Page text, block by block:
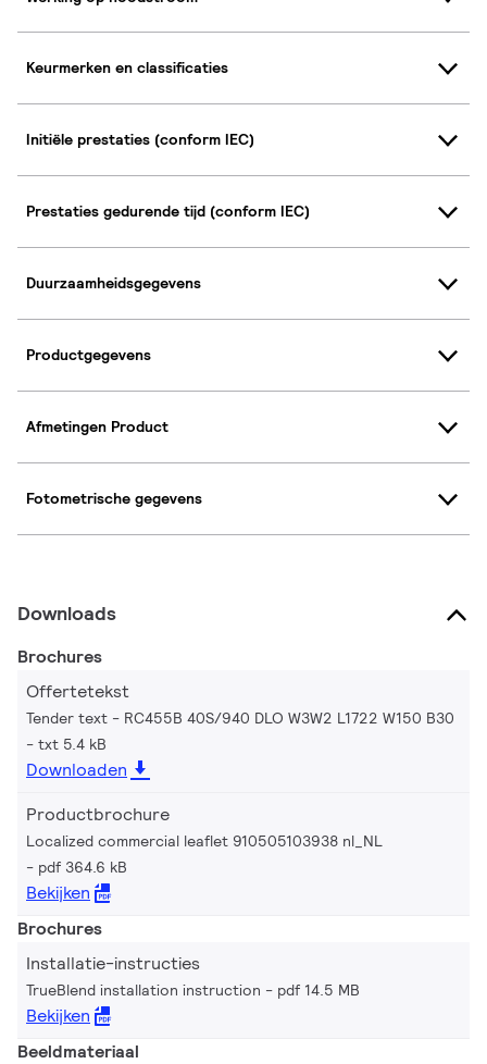
Keurmerken en classificaties
Initiële prestaties (conform IEC)
Prestaties gedurende tijd (conform IEC)
Duurzaamheidsgegevens
Productgegevens
Afmetingen Product
Fotometrische gegevens
Downloads
Brochures
Offertetekst
Tender text - RC455B 40S/940 DLO W3W2 L1722 W150 B30
txt 5.4 kB
Downloaden
Productbrochure
Localized commercial leaflet 910505103938 nl_NL
pdf 364.6 kB
Bekijken
Brochures
Installatie-instructies
TrueBlend installation instruction pdf 14.5 MB
Bekijken
Beeldmateriaal